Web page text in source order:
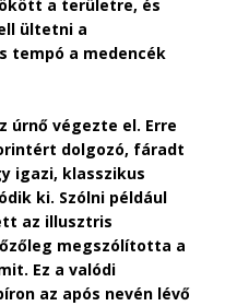
a területre, és
ültetni a
tempó a medencék
úrnő végezte el. Erre
dolgozó, fáradt
igazi, klasszikus
ki. Szólni például
az illusztris
megszólította a
Ez a valódi
az após nevén lévő